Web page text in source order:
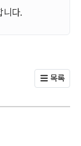
니다.
목록